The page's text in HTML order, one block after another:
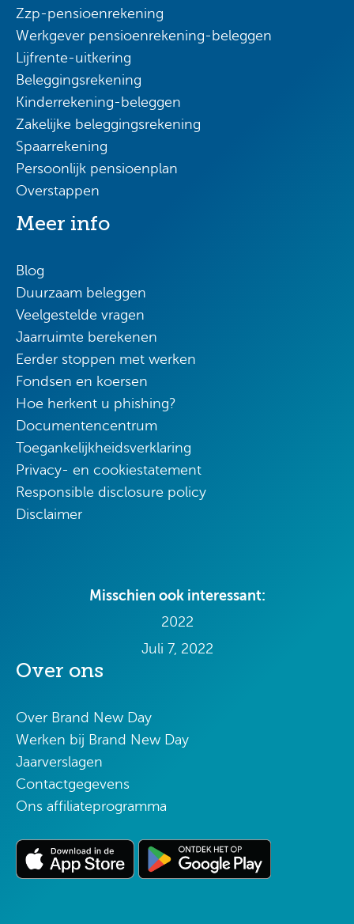
Zzp-pensioenrekening
Werkgever pensioenrekening-beleggen
Lijfrente-uitkering
Beleggingsrekening
Kinderrekening-beleggen
Zakelijke beleggingsrekening
Spaarrekening
Persoonlijk pensioenplan
Overstappen
Meer info
Blog
Duurzaam beleggen
Veelgestelde vragen
Jaarruimte berekenen
Eerder stoppen met werken
Fondsen en koersen
Hoe herkent u phishing?
Documentencentrum
Toegankelijkheidsverklaring
Privacy- en cookiestatement
Responsible disclosure policy
Disclaimer
Misschien ook interessant:
2022
Juli 7, 2022
Over ons
Over Brand New Day
Werken bij Brand New Day
Jaarverslagen
Contactgegevens
Ons affiliateprogramma